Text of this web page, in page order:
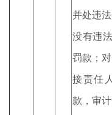
并处违
没有违
罚款；
接责任
款，审